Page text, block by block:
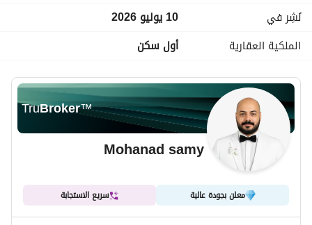
نُشِر في
10 يوليو 2026
الملكية العقارية
أول سكن
TruBroker™
Mohanad samy
معلن بجودة عالية سريع الاستجابة